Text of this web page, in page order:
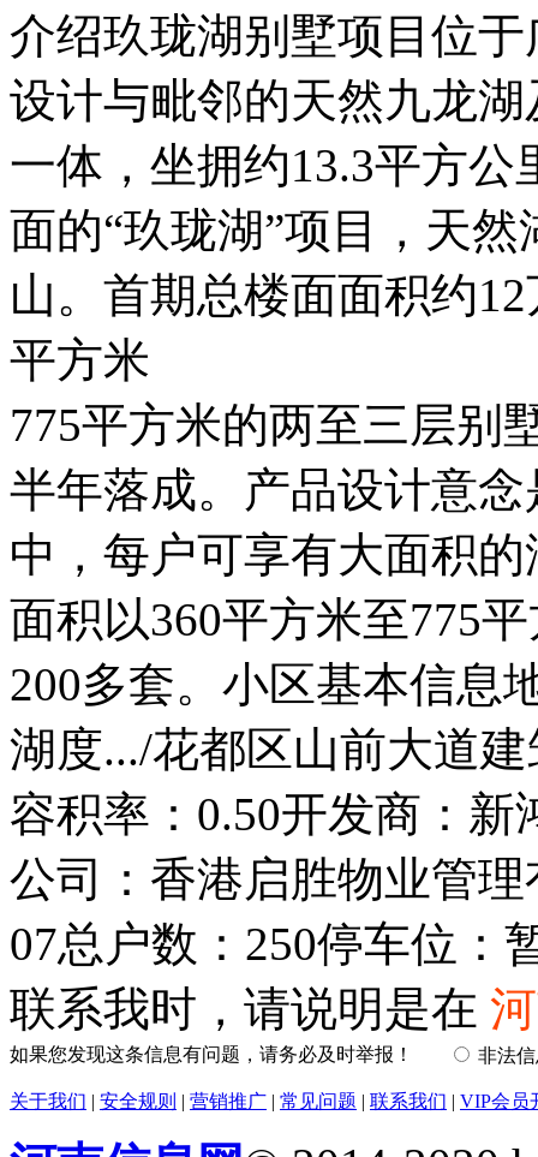
介绍玖珑湖别墅项目位
设计与毗邻的天然九龙
一体，坐拥约13.3平方
面的“玖珑湖”项目，天
山。首期总楼面面积约
平方米
775平方米的两至三层别
半年落成。产品设计意
中，每户可享有大面积
面积以360平方米至775
200多套。小区基本信息
湖度.../花都区山前大道
容积率：0.50开发商：新
公司：香港启胜物业管
07总户数：250停车位：
联系我时，请说明是在
如果您发现这条信息有问题，请务必及时举报！ 非法
关于我们 | 安全规则 | 营销推广 | 常见问题 | 联系我们 | VIP会员